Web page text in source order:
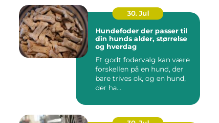
30. Jul
Hundefoder der passer til
din hunds alder, størrelse
og hverdag
Et godt fodervalg kan være
forskellen på en hund, der
bare trives ok, og en hund,
der ha...